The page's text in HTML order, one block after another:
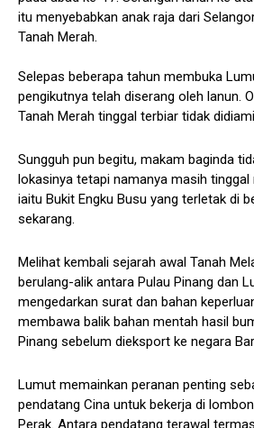
itu menyebabkan anak raja dari
Tanah Merah.
Selepas beberapa tahun membuka
pengikutnya telah diserang oleh lanun.
Tanah Merah tinggal terbiar tidak
Sungguh pun begitu, makam baginda
lokasinya tetapi namanya masih tinggal
iaitu Bukit Engku Busu yang terletak di
sekarang.
Melihat kembali sejarah awal Tanah
berulang-alik antara Pulau Pinang dan
mengedarkan surat dan bahan
membawa balik bahan mentah hasil
Pinang sebelum dieksport ke negara
Lumut memainkan peranan penting
pendatang Cina untuk bekerja di
Perak. Antara pendatang terawal